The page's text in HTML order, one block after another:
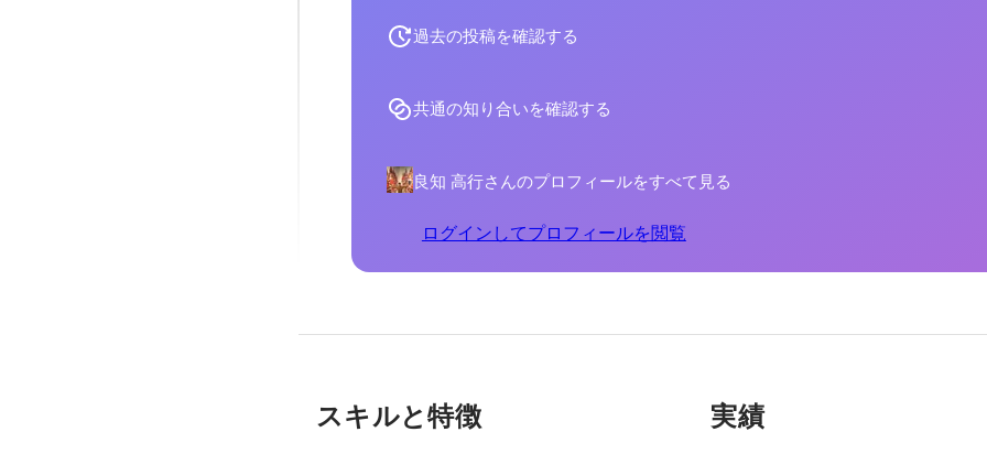
過去の投稿を確認する
共通の知り合いを確認する
良知 高行さんのプロフィールをすべて見る
ログインしてプロフィールを閲覧
スキルと特徴 実績